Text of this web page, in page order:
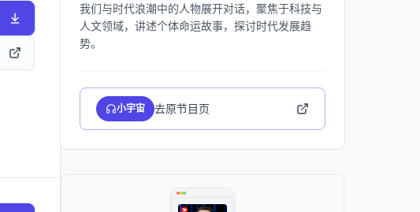
我们与时代浪潮中的⼈物展开对话，聚焦于科技与
⼈⽂领域，讲述个体命运故事，探讨时代发展趋
小宇宙 去原节目页